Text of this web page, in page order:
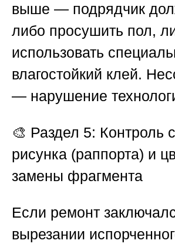
выше — подрядчик
либо просушить пол,
использовать
влагостойкий клей.
— нарушение
🎨 Раздел 5: Контроль
рисунка (раппорта) и
замены фрагмента
Если ремонт
вырезании